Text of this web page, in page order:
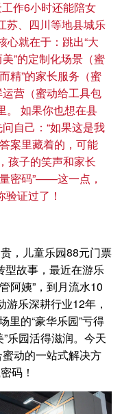
作6小时还能陪女
、四川等地县城乐
心就在于：跳出“大
”的定制化场景（蜜
精”的家长服务（蜜
营（蜜动给工具包
。 如果你也想在县
自己：“如果这是我
案里藏着的，可能
孩子的笑声和家长
密码”——这一点，
证过了！
，儿童乐园88元门票
型故事，最近在游乐
阿姨”，到月流水10
乐深耕行业12年，
里的“豪华乐园”亏得
乐园活得滋润。今天
动的一站式解决方
码！